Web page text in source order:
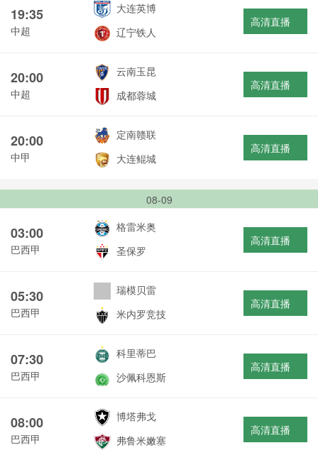
19:35
中超
大连英博
辽宁铁人
高清直播
20:00
中超
云南玉昆
成都蓉城
高清直播
20:00
中甲
定南赣联
大连鲲城
高清直播
08-09
03:00
巴西甲
格雷米奥
圣保罗
高清直播
05:30
巴西甲
瑞模贝雷
米内罗竞技
高清直播
07:30
巴西甲
科里蒂巴
沙佩科恩斯
高清直播
08:00
巴西甲
博塔弗戈
弗鲁米嫩塞
高清直播